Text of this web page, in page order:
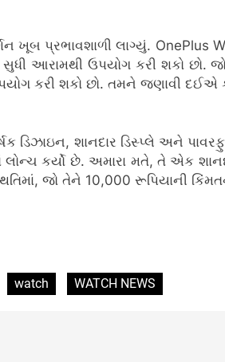
ખૂબ પ્રભાવશાળી લાગ્યું. OnePlus
સુધી આરામથી ઉપયોગ કરી શકો છો.
કરી શકો છો. તમને જણાવી દઈએ
ડિઝાઇન, શાનદાર ડિસ્પ્લે અને
કર્યો છે. અમારા મતે, તે એક
જો તેને 10,000 રૂપિયાની
watch WATCH NEWS